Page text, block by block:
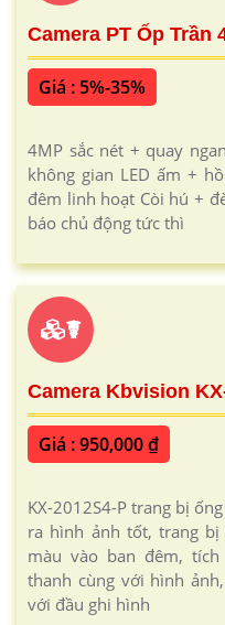
Camera PT Ốp Trần
Giá : 5%-35%
4MP sắc nét + quay
không gian LED ấm +
đêm linh hoạt Còi hú +
báo chủ động tức thì
☤
Camera Kbvision
Giá : 950,000 ₫
KX-2012S4-P trang bị
ra hình ảnh tốt, trang
màu vào ban đêm,
thanh cùng với hình
với đầu ghi hình